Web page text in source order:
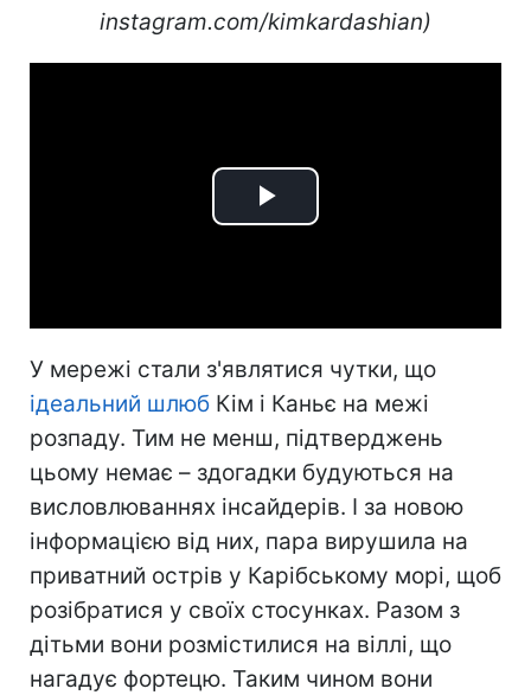
instagram.com/kimkardashian)
Play
У мережі стали з'являтися чутки, що
ідеальний шлюб Кім і Каньє на межі
розпаду. Тим не менш, підтверджень
цьому немає – здогадки будуються на
висловлюваннях інсайдерів. І за новою
інформацією від них, пара вирушила на
приватний острів у Карібському морі, щоб
розібратися у своїх стосунках. Разом з
дітьми вони розмістилися на віллі, що
нагадує фортецю. Таким чином вони